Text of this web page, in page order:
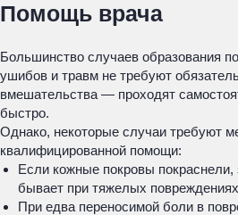
Помощь врача
Большинство случаев образования
ушибов и травм не требуют
вмешательства — проходят
быстро.
Однако, некоторые случаи требуют
квалифицированной помощи:
Если кожные покровы покраснели,
бывает при тяжелых
При едва переносимой боли в